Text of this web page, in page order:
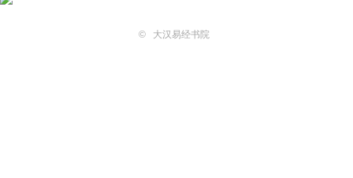
© 大汉易经书院